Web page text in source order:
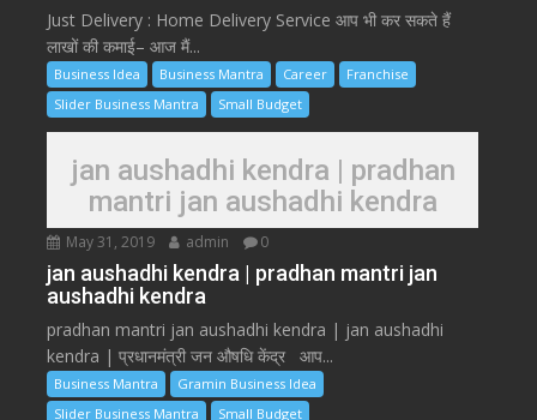
Just Delivery : Home Delivery Service आप भी कर सकते हैं
लाखों की कमाई– आज मैं...
Business Idea Business Mantra Career
Franchise
Slider Business Mantra
Small Budget
jan aushadhi kendra | pradhan
mantri jan aushadhi kendra
May 31, 2019 admin 0
jan aushadhi kendra | pradhan mantri jan
aushadhi kendra
pradhan mantri jan aushadhi kendra | jan aushadhi
kendra | प्रधानमंत्री जन औषधि केंद्र आप...
Business Mantra
Gramin Business Idea
Slider Business Mantra
Small Budget